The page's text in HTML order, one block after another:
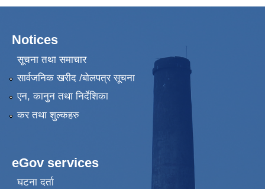
Notices
सूचना तथा समाचार
सार्वजनिक खरीद /बोलपत्र सूचना
एन, कानुन तथा निर्देशिका
कर तथा शुल्कहरु
eGov services
घटना दर्ता